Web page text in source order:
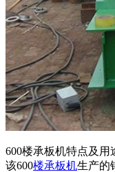
600楼承板机特点及用
该600楼承板机生产的